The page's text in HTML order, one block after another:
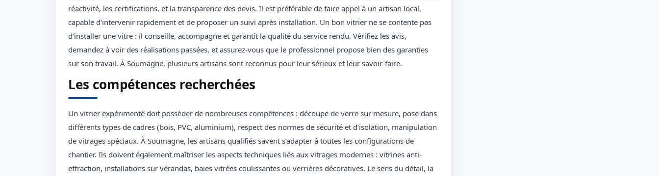
réactivité, les certifications, et la transparence des devis. Il est préférable de faire appel à un artisan local,
capable d’intervenir rapidement et de proposer un suivi après installation. Un bon vitrier ne se contente pas
d’installer une vitre : il conseille, accompagne et garantit la qualité du service rendu. Vérifiez les avis,
demandez à voir des réalisations passées, et assurez-vous que le professionnel propose bien des garanties
sur son travail. À Soumagne, plusieurs artisans sont reconnus pour leur sérieux et leur savoir-faire.
Les compétences recherchées
Un vitrier expérimenté doit posséder de nombreuses compétences : découpe de verre sur mesure, pose dans
différents types de cadres (bois, PVC, aluminium), respect des normes de sécurité et d’isolation, manipulation
de vitrages spéciaux. À Soumagne, les artisans qualifiés savent s’adapter à toutes les configurations de
chantier. Ils doivent également maîtriser les aspects techniques liés aux vitrages modernes : vitrines anti-
effraction, installations sur vérandas, baies vitrées coulissantes ou verrières décoratives. Le sens du détail, la